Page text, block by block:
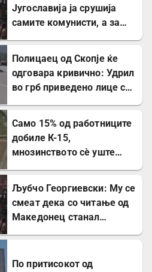
Југославија ја срушија
самите комунисти, а за
молчеа освен мене
Полицаец од Скопје ќе
одговара кривично: Удрил
во грб приведено лице со
Само 15% од работниците
добиле К-15,
мнозинството сè уште
Љубчо Георгиевски: Му се
смеат дека со читање од
Македонец станал
интелектуалец
По притисокот од